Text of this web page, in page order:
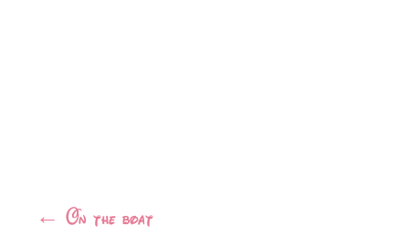
Navigation
← On the boat